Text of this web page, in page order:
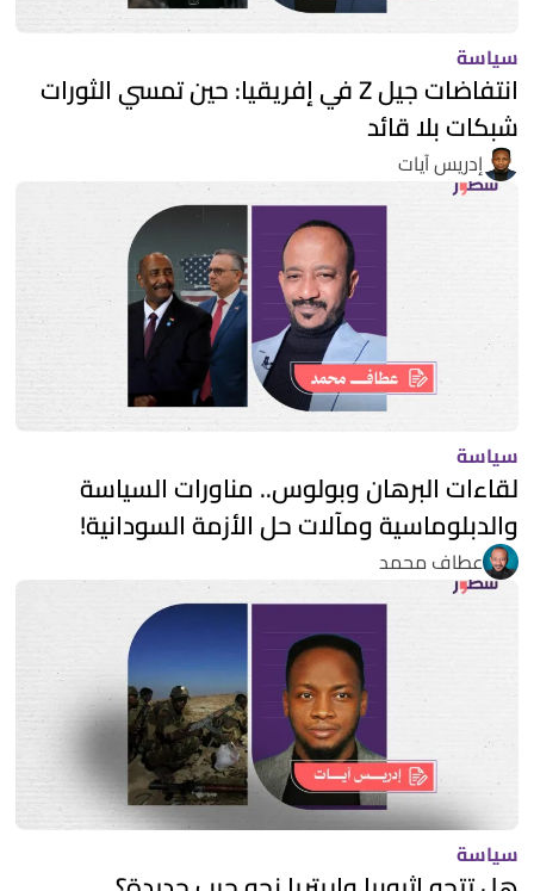
سياسة
انتفاضات جيل Z في إفريقيا: حين تمسي الثورات
شبكات بلا قائد
إدريس آيات
سياسة
لقاءات البرهان وبولوس.. مناورات السياسة
والدبلوماسية ومآلات حل الأزمة السودانية!
عطاف محمد
سياسة